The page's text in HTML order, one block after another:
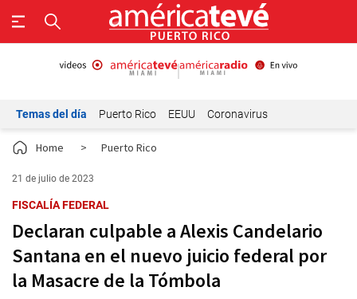
Temas del día Puerto Rico EEUU Coronavirus
Home > Puerto Rico
21 de julio de 2023
FISCALÍA FEDERAL
Declaran culpable a Alexis Candelario
Santana en el nuevo juicio federal por
la Masacre de la Tómbola